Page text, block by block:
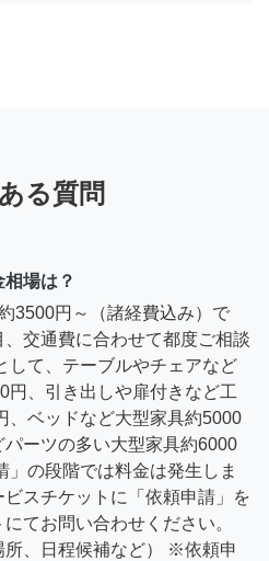
る質問
場は？
3500円～（諸経費込み）で
交通費に合わせて都度ご相談
して、テーブルやチェアなど
円、引き出しや扉付きなど工
、ベッドなど大型家具約5000
ーツの多い大型家具約6000
」の段階では料金は発生しま
スチケットに「依頼申請」を
てお問い合わせください。
所、日程候補など） ※依頼申